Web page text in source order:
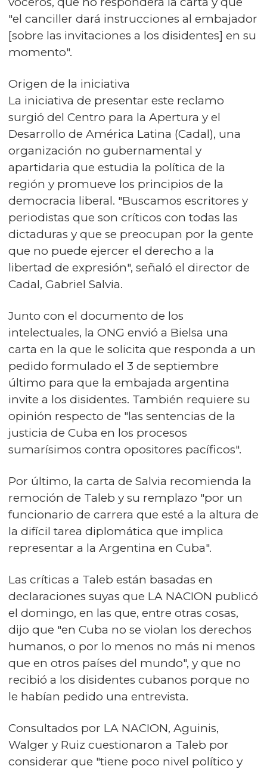
"el canciller dará instrucciones al embajador
[sobre las invitaciones a los disidentes] en su
momento".
Origen de la iniciativa
La iniciativa de presentar este reclamo
surgió del Centro para la Apertura y el
Desarrollo de América Latina (Cadal), una
organización no gubernamental y
apartidaria que estudia la política de la
región y promueve los principios de la
democracia liberal. "Buscamos escritores y
periodistas que son críticos con todas las
dictaduras y que se preocupan por la gente
que no puede ejercer el derecho a la
libertad de expresión", señaló el director de
Cadal, Gabriel Salvia.
Junto con el documento de los
intelectuales, la ONG envió a Bielsa una
carta en la que le solicita que responda a un
pedido formulado el 3 de septiembre
último para que la embajada argentina
invite a los disidentes. También requiere su
opinión respecto de "las sentencias de la
justicia de Cuba en los procesos
sumarísimos contra opositores pacíficos".
Por último, la carta de Salvia recomienda la
remoción de Taleb y su remplazo "por un
funcionario de carrera que esté a la altura de
la difícil tarea diplomática que implica
representar a la Argentina en Cuba".
Las críticas a Taleb están basadas en
declaraciones suyas que LA NACION publicó
el domingo, en las que, entre otras cosas,
dijo que "en Cuba no se violan los derechos
humanos, o por lo menos no más ni menos
que en otros países del mundo", y que no
recibió a los disidentes cubanos porque no
le habían pedido una entrevista.
Consultados por LA NACION, Aguinis,
Walger y Ruiz cuestionaron a Taleb por
considerar que "tiene poco nivel político y